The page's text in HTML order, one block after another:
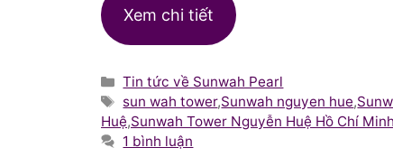
Xem chi tiết
Danh
mục
Tin tức về Sunwah Pearl
Thẻ
sun wah tower,Sunwah nguyen hue,
Huệ,Sunwah Tower Nguyễn Huệ Hồ Chí Minh
1 bình luận